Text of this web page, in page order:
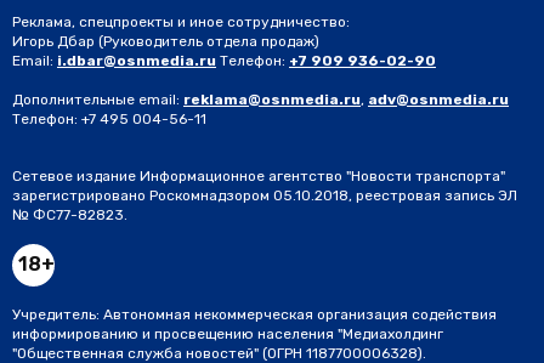
Реклама, спецпроекты и иное сотрудничество:
Игорь Дбар (Руководитель отдела продаж)
Email: i.dbar@osnmedia.ru Телефон: +7 909 936-02-90
Дополнительные email: reklama@osnmedia.ru, adv@osnmedia.ru
Телефон: +7 495 004-56-11
Сетевое издание Информационное агентство "Новости транспорта"
зарегистрировано Роскомнадзором 05.10.2018, реестровая запись ЭЛ
№ ФС77-82823.
18+
Учредитель: Автономная некоммерческая организация содействия
информированию и просвещению населения "Медиахолдинг
"Общественная служба новостей" (ОГРН 1187700006328).